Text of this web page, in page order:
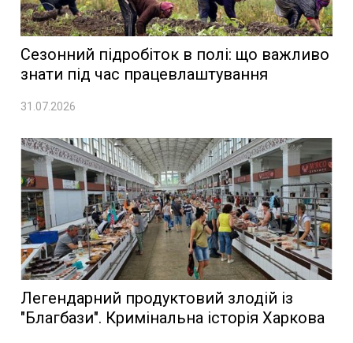
Сезонний підробіток в полі: що важливо
знати під час працевлаштування
31.07.2026
Легендарний продуктовий злодій із
"Благбази". Кримінальна історія Харкова